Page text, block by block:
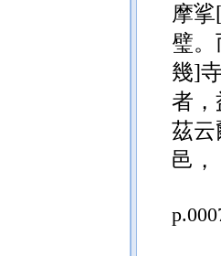
摩挲
璧
幾]
者，
茲云
邑，